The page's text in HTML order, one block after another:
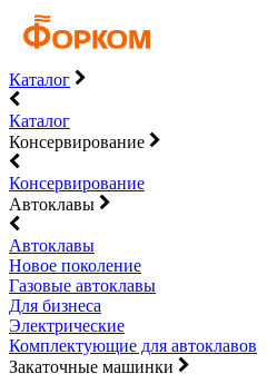
Каталог
Каталог
Консервирование
Консервирование
Автоклавы
Автоклавы
Новое поколение
Газовые автоклавы
Для бизнеса
Электрические
Комплектующие для автоклавов
Закаточные машинки